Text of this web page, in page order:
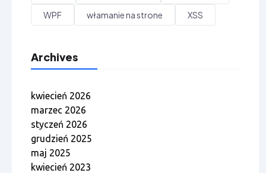
WPF
włamanie na strone XSS
Archives
kwiecień 2026
marzec 2026
styczeń 2026
grudzień 2025
maj 2025
kwiecień 2023